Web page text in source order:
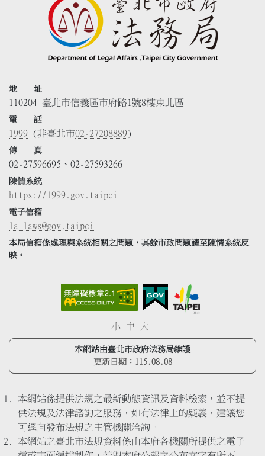
地 址
110204 臺北市信義區市府路1號8樓東北區
電 話
1999 (非臺北市02-27208889)
傳 真
02-27596695、02-27593266
陳情系統
https://1999.gov.taipei
電子信箱
la_laws@gov.taipei
本局信箱係處理與系統相關之問題，其餘市政問題請至陳情系統反
映。
小 中 大
本網站由臺北市政府法務局維護
更新日期： 115.08.08
本網站係提供法規之最新動態資訊及資料檢索，並不提
供法規及法律諮詢之服務，如有法律上的疑義，建議您
可逕向發布法規之主管機關洽詢。
本網站之臺北市法規資料係由本府各機關所提供之電子